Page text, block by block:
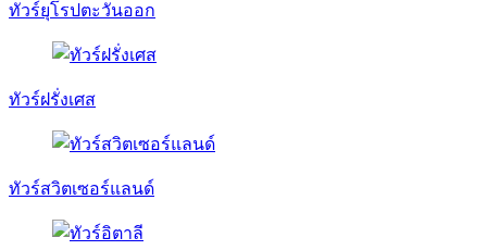
ทัวร์ยุโรปตะวันออก
ทัวร์ฝรั่งเศส
ทัวร์สวิตเซอร์แลนด์